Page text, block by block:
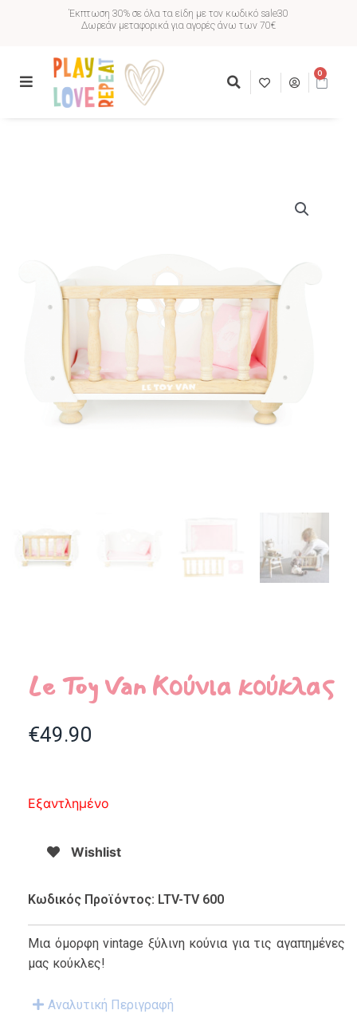
Έκπτωση 30% σε όλα τα είδη με τον κωδικό sale30
Δωρεάν μεταφορικά για αγορές άνω των 70€
0
Le Toy Van Κούνια κούκλας
€49.90
Εξαντλημένο
Wishlist
Κωδικός Προϊόντος: LTV-TV 600
Μια όμορφη vintage ξύλινη κούνια για τις αγαπημένες
μας κούκλες!
Αναλυτική Περιγραφή